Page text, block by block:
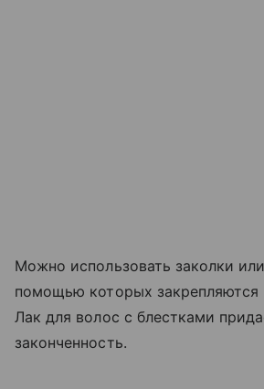
Можно использовать заколки
помощью которых закрепляются
Лак для волос с блестками
законченность.